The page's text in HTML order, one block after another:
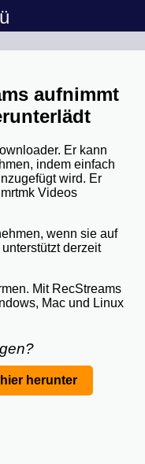
aufnimmt
Er kann
indem einfach
wird. Er
Videos
wenn sie auf
derzeit
Mit RecStreams
Mac und Linux
herunter